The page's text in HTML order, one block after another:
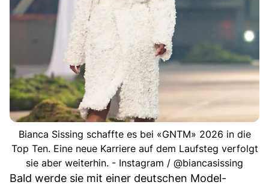
Bianca Sissing schaffte es bei «GNTM» 2026 in die
Top Ten. Eine neue Karriere auf dem Laufsteg verfolgt
sie aber weiterhin. - Instagram / @biancasissing
Bald werde sie mit einer deutschen Model-